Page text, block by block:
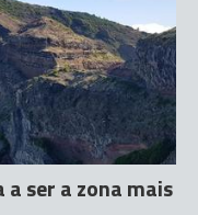
a ser a zona mais